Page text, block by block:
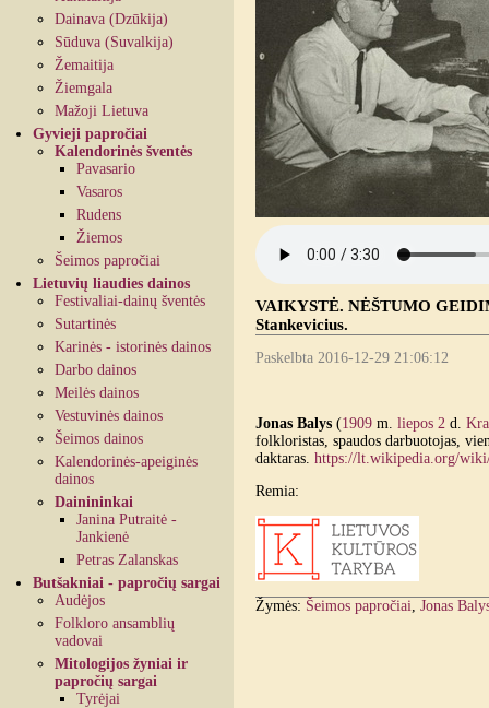
Dainava (Dzūkija)
Sūduva (Suvalkija)
Žemaitija
Žiemgala
Mažoji Lietuva
Gyvieji papročiai
Kalendorinės šventės
Pavasario
Vasaros
Rudens
Žiemos
Šeimos papročiai
Lietuvių liaudies dainos
Festivaliai-dainų šventės
Sutartinės
Karinės - istorinės dainos
Darbo dainos
Meilės dainos
Vestuvinės dainos
Šeimos dainos
Kalendorinės-apeiginės
dainos
Dainininkai
Janina Putraitė -
Jankienė
Petras Zalanskas
Butšakniai - papročių sargai
Audėjos
Folkloro ansamblių
vadovai
Mitologijos žyniai ir
papročių sargai
Tyrėjai
VAIKYSTĖ. NĖŠTUMO
Stankevicius.
Paskelbta 2016-12-29 21:06:12
Jonas Balys (1909 m. liepos 2 d.
folkloristas, spaudos darbuotojas,
daktaras. https://lt.wikipedia.org/wiki/
Remia:
Žymės: Šeimos papročiai Jonas